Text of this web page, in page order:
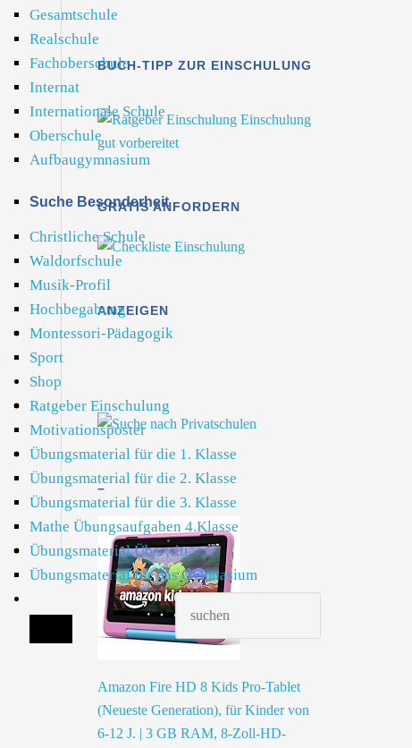
Gesamtschule
Realschule
Fachoberschule
Internat
Internationale Schule
Oberschule
Aufbaugymnasium
Suche Besonderheit
Christliche Schule
Waldorfschule
Musik-Profil
Hochbegabung
Montessori-Pädagogik
Sport
Shop
Ratgeber Einschulung
Motivationsposter
Übungsmaterial für die 1. Klasse
Übungsmaterial für die 2. Klasse
Übungsmaterial für die 3. Klasse
Mathe Übungsaufgaben 4.Klasse
Übungsmaterial Übertritt
Übungsmaterial für das Gymnasium
BUCH-TIPP ZUR EINSCHULUNG
GRATIS ANFORDERN
ANZEIGEN
–
Amazon Fire HD 8 Kids Pro-Tablet
(Neueste Generation), für Kinder von
6-12 J. | 3 GB RAM, 8-Zoll-HD-